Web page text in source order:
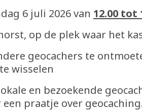
6 juli 2026 van 12.00 tot
op de plek waar het
geocachers te
wisselen
en bezoekende
praatje over